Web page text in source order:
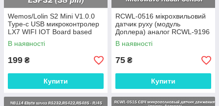
Wemos/Lolin S2 Mini V1.0.0
Type-c USB микроконтролер
LX7 WIFI IOT Board based
ESP32-S2FN4R2 ESP32-S2
4MB FLASH
В наявності
199 ₴
Купити
RCWL-0516 мікрохвильовий
датчик руху (модуль
Доплера) аналог RCWL-9196
4...28V Arduino Microwave
Radar Sensor Interfacing
В наявності
75 ₴
Купити